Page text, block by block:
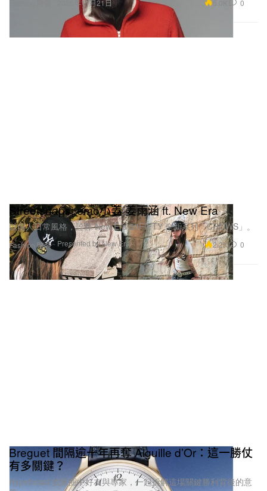
2025年11月21日 0
Fashion 時裝
Streetsnaps: emo小姜 姜雨涵 ft. New Era
以個人日常風格，詮釋 New Era 59FIFTY 全新系列「CROWS」。
Presented by New Era 2.2K 0
Breguet 間隔逾十年再奪 Aiguille d’Or：這一勝仗
有多關鍵？
Hypebeast 找來圈中好友與專家，一起拆解這場關鍵勝利背後的意